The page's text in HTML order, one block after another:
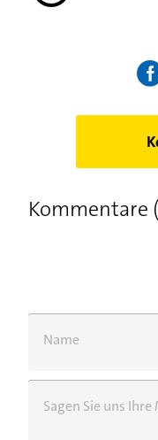
Kommentare
Name
Sagen Sie uns